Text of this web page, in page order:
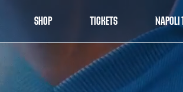
SHOP TICKETS NAPOLI